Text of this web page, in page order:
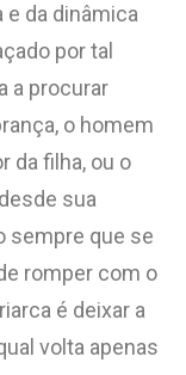
da dinâmica
por tal
a procurar
o homem
da filha, ou o
sua
sempre que se
romper com o
é deixar a
volta apenas